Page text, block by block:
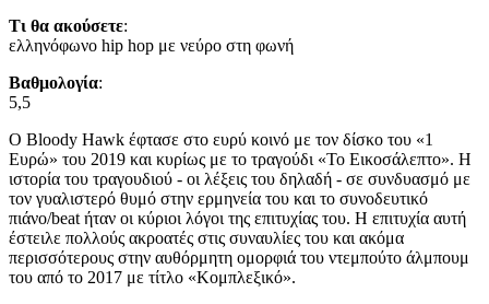
Τι θα ακούσετε:
ελληνόφωνο hip hop με νεύρο στη φωνή
Βαθμολογία:
5,5
Ο Bloody Hawk έφτασε στο ευρύ κοινό με τον δίσκο του «1
Ευρώ» του 2019 και κυρίως με το τραγούδι «Το Εικοσάλεπτο». Η
ιστορία του τραγουδιού - οι λέξεις του δηλαδή - σε συνδυασμό με
τον γυαλιστερό θυμό στην ερμηνεία του και το συνοδευτικό
πιάνο/beat ήταν οι κύριοι λόγοι της επιτυχίας του. Η επιτυχία αυτή
έστειλε πολλούς ακροατές στις συναυλίες του και ακόμα
περισσότερους στην αυθόρμητη ομορφιά του ντεμπούτο άλμπουμ
του από το 2017 με τίτλο «Κομπλεξικό».